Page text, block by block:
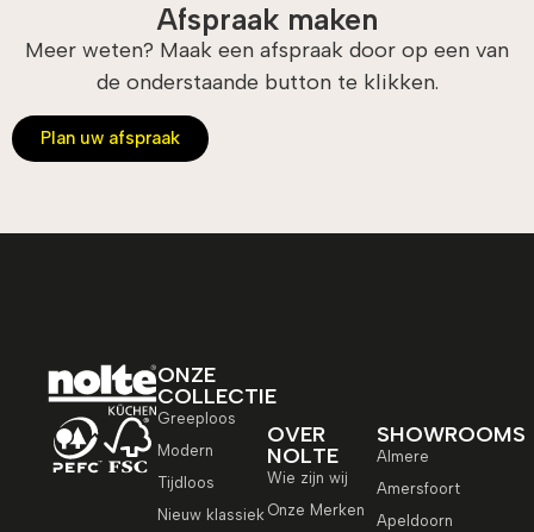
Afspraak maken
Meer weten? Maak een afspraak door op een van
de onderstaande button te klikken.
Plan uw afspraak
ONZE
COLLECTIE
Greeploos
Modern
Tijdloos
Nieuw klassiek
OVER
NOLTE
Wie zijn wij
Onze Merken
SHOWROOMS
Almere
Amersfoort
Apeldoorn